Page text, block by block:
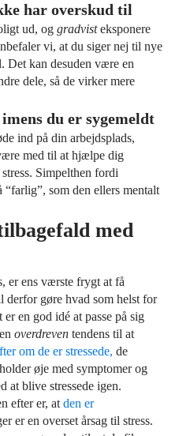
har overskud til
ud, og gradvisteksponere
vi, at du siger nej til nye
Det kan desuden være en
dele, så de virker mere
du er sygemeldt
ind på din arbejdsplads,
med til at hjælpe dig
Simpelthen fordi
som den ellers mentalt
med
er ens værste frygt at få
derfor gøre hvad som helst for
en god idé at passe på sig
overdreven tendens til at
om de er stressede, de
øje med symptomer og
at blive stressede igen.
efter er, at den er
er en overset årsag til stress.